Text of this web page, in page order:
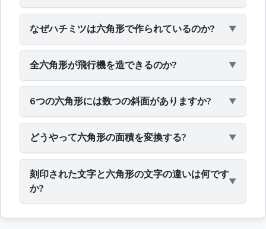
なぜハチミツは六角形で作られているのか?
全六角形が飛行機を造できるのか?
6つの六角形には数つの斜面がありますか?
どうやって六角形の面積を変換する?
刻印された文字と六角形の文字の違いは何です
か?